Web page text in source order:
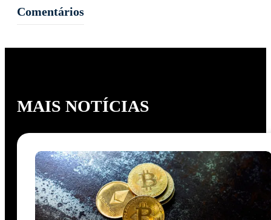
Comentários
MAIS NOTÍCIAS